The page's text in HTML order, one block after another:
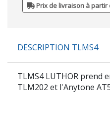
Prix de livraison à partir
DESCRIPTION TLMS4
TLMS4 LUTHOR prend
TLM202 et l'Anytone